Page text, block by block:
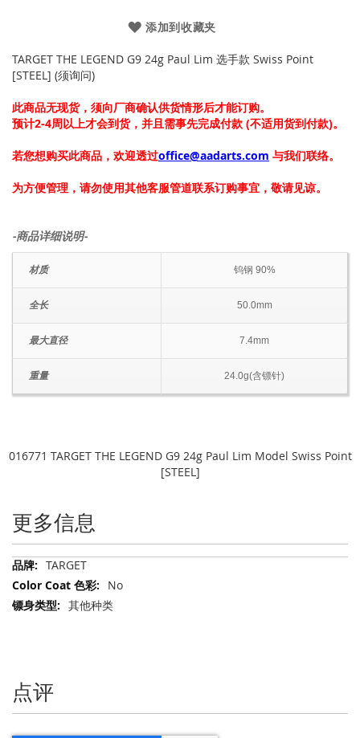
添加到收藏夹
TARGET THE LEGEND G9 24g Paul Lim 选手款 Swiss Point
[STEEL] (须询问)
此商品无现货，须向厂商确认供货情形后才能订购。
预计2-4周以上才会到货，并且需事先完成付款 (不适用货到付款)。
若您想购买此商品，欢迎透过office@aadarts.com 与我们联络。
为方便管理，请勿使用其他客服管道联系订购事宜，敬请见谅。
-商品详细说明-
材质 钨钢 90%
全长 50.0mm
最大直径 7.4mm
重量 24.0g(含镖针)
016771 TARGET THE LEGEND G9 24g Paul Lim Model Swiss Point
[STEEL]
更多信息
更
多
信
息
TARGET
No
其他种类
点评